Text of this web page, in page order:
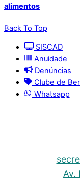
alimentos
Back To Top
SISCAD
Anuidade
Denúncias
Clube de
Whatsapp
Av.